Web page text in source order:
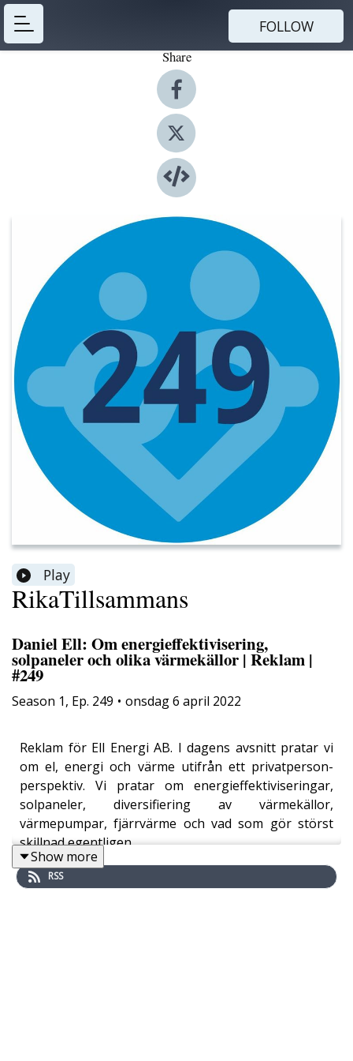
FOLLOW
Share
Play
RikaTillsammans
Daniel Ell: Om energieffektivisering,
solpaneler och olika värmekällor | Reklam |
#249
Season 1, Ep. 249 • onsdag 6 april 2022
Reklam för Ell Energi AB. I dagens avsnitt pratar vi
om el, energi och värme utifrån ett privatperson-
perspektiv. Vi pratar om energieffektiviseringar,
solpaneler, diversifiering av värmekällor,
värmepumpar, fjärrvärme och vad som gör störst
skillnad egentligen.
Energiförbrukningen i vårt eget boende (30-tals villa
i Malmö) har varit en fascination för många, sedan vi
Show more
RSS